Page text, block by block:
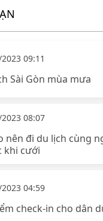
09:11
Sài Gòn mùa mưa
08:07
nên đi du lịch cùng
khi cưới
04:59
check-in cho dân